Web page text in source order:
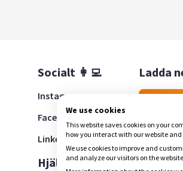
Socialt 👩‍💻
Instagram
Facebook
LinkedIn
Hjälp 🚨
Ladda
We use cookies
This website saves cookies on your
how you interact with our website
We use cookies to improve and
and analyze our visitors on the